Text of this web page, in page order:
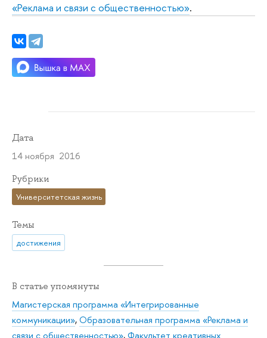
«Реклама и связи с общественностью».
Дата
14 ноября 2016
Рубрики
Университетская жизнь
Темы
достижения
В статье упомянуты
Магистерская программа «Интегрированные
коммуникации»,Образовательная программа «Реклама и
связи с общественностью»,Факультет креативных